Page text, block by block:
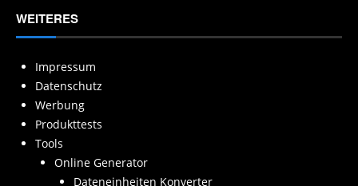
WEITERES
Impressum
Datenschutz
Werbung
Produkttests
Tools
Online Generator
Dateneinheiten Konverter